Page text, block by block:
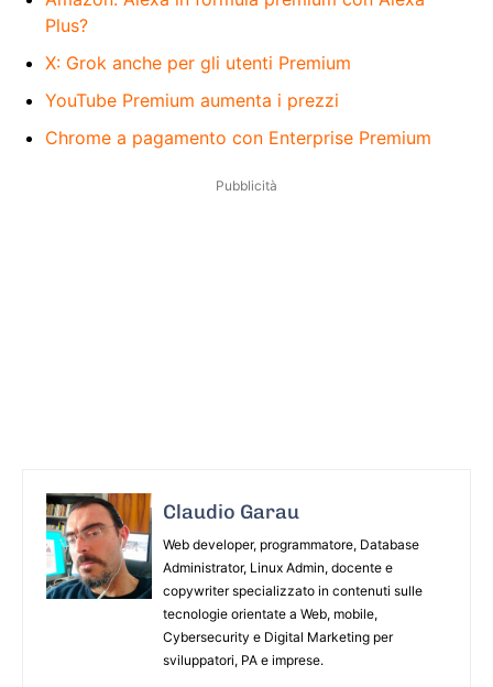
Plus?
X: Grok anche per gli utenti Premium
YouTube Premium aumenta i prezzi
Chrome a pagamento con Enterprise Premium
Pubblicità
Claudio Garau
Web developer, programmatore, Database
Administrator, Linux Admin, docente e
copywriter specializzato in contenuti sulle
tecnologie orientate a Web, mobile,
Cybersecurity e Digital Marketing per
sviluppatori, PA e imprese.